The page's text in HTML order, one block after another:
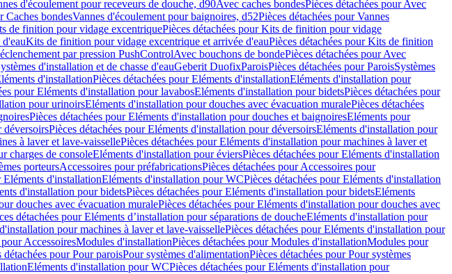
d'écoulement pour receveurs de douche, d90Avec caches bondesPièces détachées pour Avec
Caches bondesVannes d'écoulement pour baignoires, d52Pièces détachées pour Vannes
de finition pour vidage excentriquePièces détachées pour Kits de finition pour vidage
Kits de finition pour vidage excentrique et arrivée d'eauPièces détachées pour Kits de finition
par pression PushControlAvec bouchons de bondePièces détachées pour Avec
d'installation et de chasse d'eauGeberit DuofixParoisPièces détachées pour ParoisSystèmes
d'installationPièces détachées pour Eléments d'installationEléments d'installation pour
pour Eléments d'installation pour lavabosEléments d'installation pour bidetsPièces détachées pour
pour urinoirsEléments d'installation pour douches avec évacuation muralePièces détachées
Pièces détachées pour Eléments d'installation pour douches et baignoiresEléments pour
déversoirsPièces détachées pour Eléments d'installation pour déversoirsEléments d'installation pour
à laver et lave-vaissellePièces détachées pour Eléments d'installation pour machines à laver et
charges de consoleEléments d'installation pour éviersPièces détachées pour Eléments d'installation
porteursAccessoires pour préfabricationsPièces détachées pour Accessoires pour
Eléments d'installationEléments d'installation pour WCPièces détachées pour Eléments d'installation
d'installation pour bidetsPièces détachées pour Eléments d'installation pour bidetsEléments
douches avec évacuation muralePièces détachées pour Eléments d'installation pour douches avec
détachées pour Eléments d’installation pour séparations de doucheEléments d'installation pour
pour machines à laver et lave-vaissellePièces détachées pour Eléments d'installation pour
AccessoiresModules d'installationPièces détachées pour Modules d'installationModules pour
détachées pour Pour paroisPour systèmes d'alimentationPièces détachées pour Pour systèmes
Eléments d'installation pour WCPièces détachées pour Eléments d'installation pour